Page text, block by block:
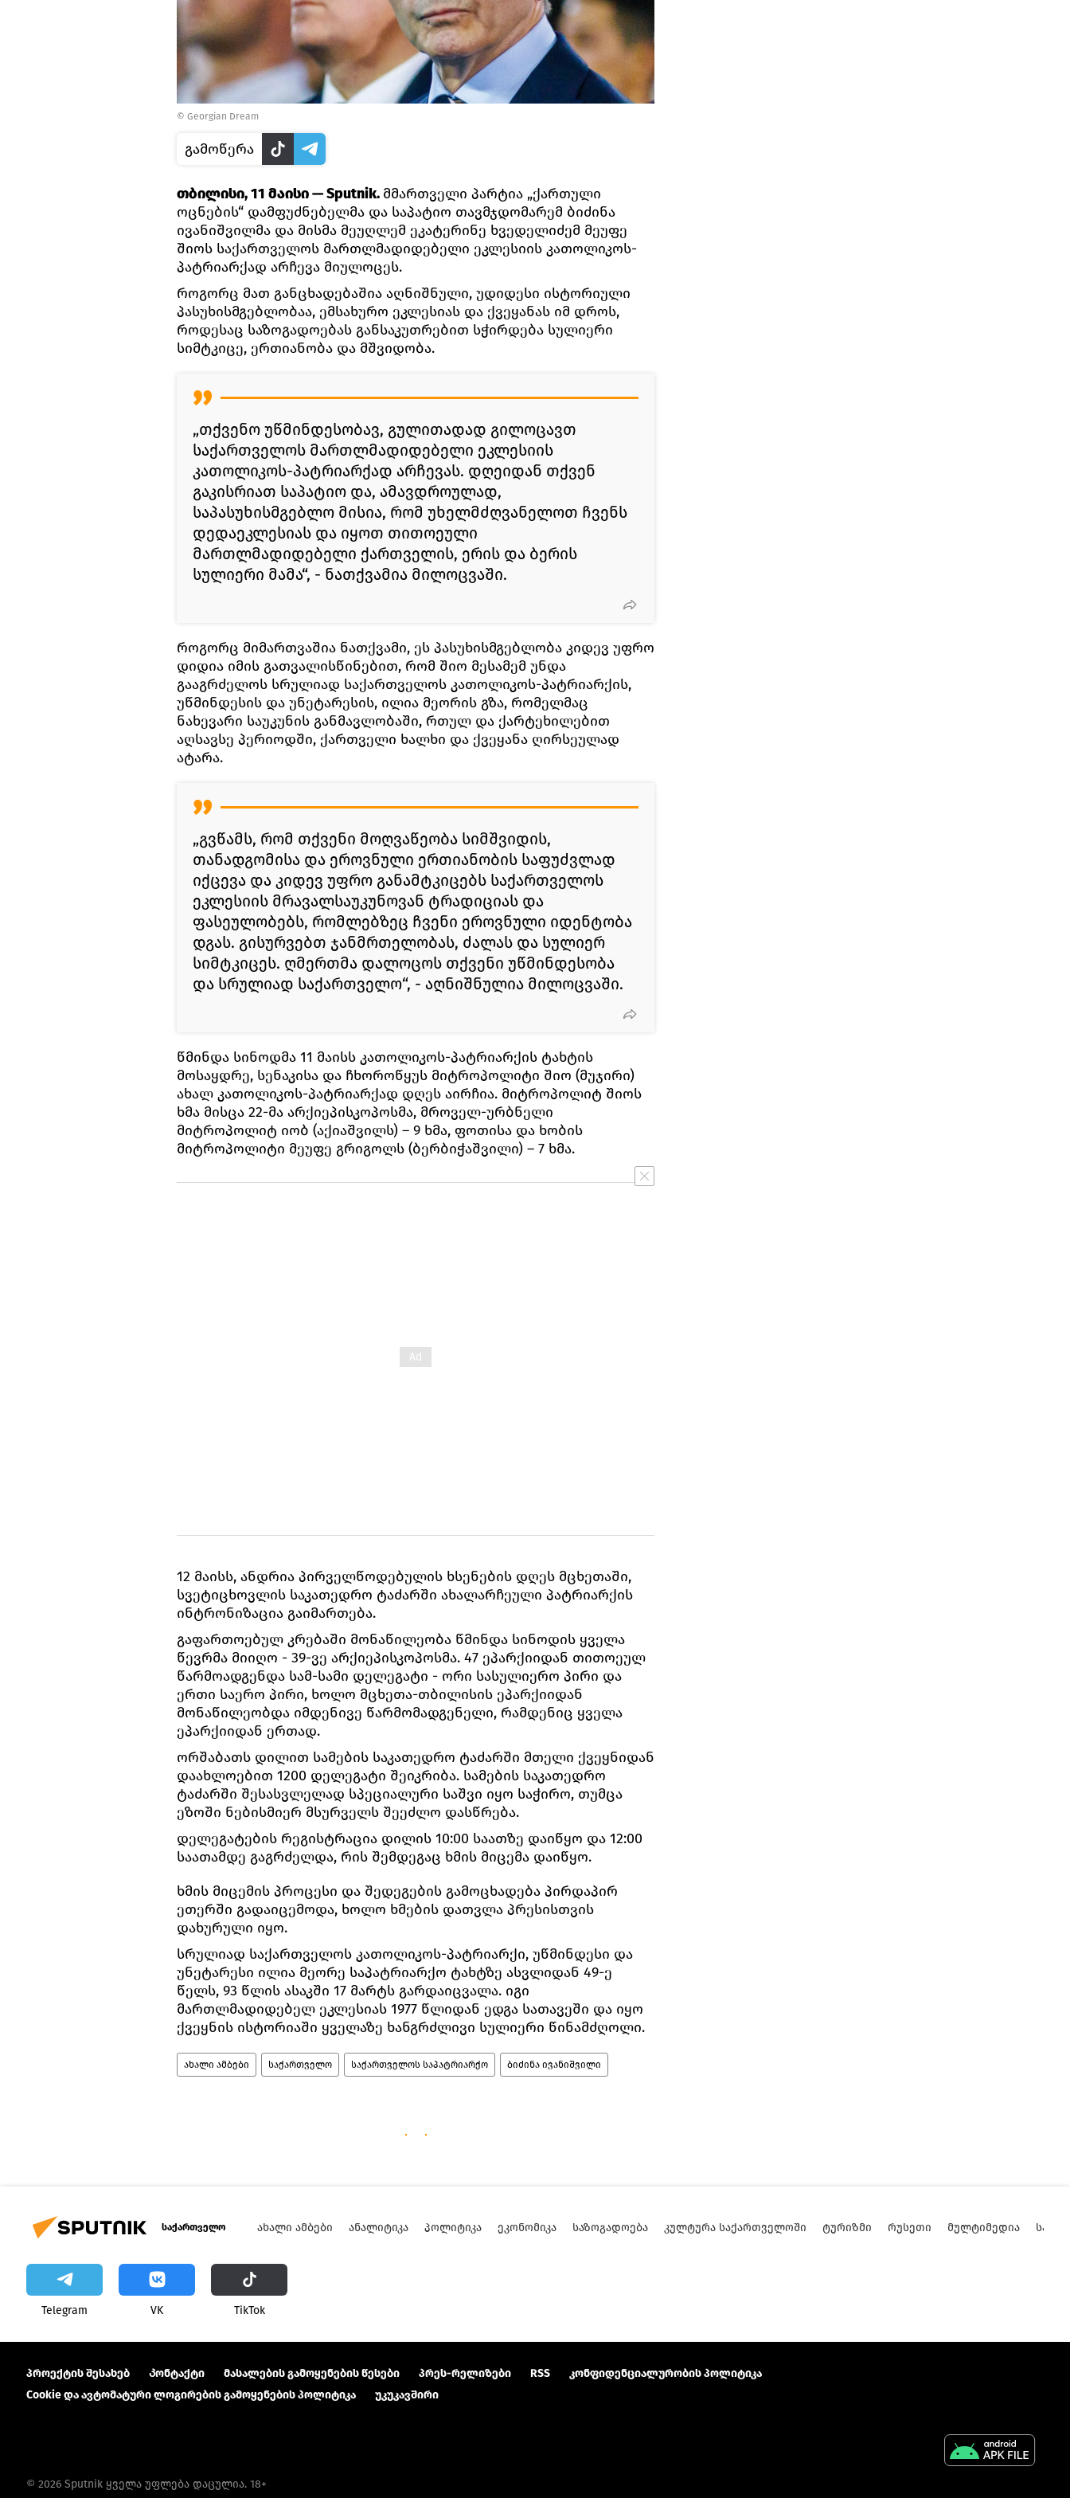
© Georgian Dream
გამოწერა
თბილისი, 11 მაისი — Sputnik. მმართველი პარტია „ქართული
ოცნების“ დამფუძნებელმა და საპატიო თავმჯდომარემ ბიძინა
ივანიშვილმა და მისმა მეუღლემ ეკატერინე ხვედელიძემ მეუფე
შიოს საქართველოს მართლმადიდებელი ეკლესიის კათოლიკოს-
პატრიარქად არჩევა მიულოცეს.
როგორც მათ განცხადებაშია აღნიშნული, უდიდესი ისტორიული
პასუხისმგებლობაა, ემსახურო ეკლესიას და ქვეყანას იმ დროს,
როდესაც საზოგადოებას განსაკუთრებით სჭირდება სულიერი
სიმტკიცე, ერთიანობა და მშვიდობა.
„თქვენო უწმინდესობავ, გულითადად გილოცავთ
საქართველოს მართლმადიდებელი ეკლესიის
კათოლიკოს-პატრიარქად არჩევას. დღეიდან თქვენ
გაკისრიათ საპატიო და, ამავდროულად,
საპასუხისმგებლო მისია, რომ უხელმძღვანელოთ ჩვენს
დედაეკლესიას და იყოთ თითოეული
მართლმადიდებელი ქართველის, ერის და ბერის
სულიერი მამა“, - ნათქვამია მილოცვაში.
როგორც მიმართვაშია ნათქვამი, ეს პასუხისმგებლობა კიდევ უფრო
დიდია იმის გათვალისწინებით, რომ შიო მესამემ უნდა
გააგრძელოს სრულიად საქართველოს კათოლიკოს-პატრიარქის,
უწმინდესის და უნეტარესის, ილია მეორის გზა, რომელმაც
ნახევარი საუკუნის განმავლობაში, რთულ და ქარტეხილებით
აღსავსე პერიოდში, ქართველი ხალხი და ქვეყანა ღირსეულად
ატარა.
„გვწამს, რომ თქვენი მოღვაწეობა სიმშვიდის,
თანადგომისა და ეროვნული ერთიანობის საფუძვლად
იქცევა და კიდევ უფრო განამტკიცებს საქართველოს
ეკლესიის მრავალსაუკუნოვან ტრადიციას და
ფასეულობებს, რომლებზეც ჩვენი ეროვნული იდენტობა
დგას. გისურვებთ ჯანმრთელობას, ძალას და სულიერ
სიმტკიცეს. ღმერთმა დალოცოს თქვენი უწმინდესობა
და სრულიად საქართველო“, - აღნიშნულია მილოცვაში.
წმინდა სინოდმა 11 მაისს კათოლიკოს-პატრიარქის ტახტის
მოსაყდრე, სენაკისა და ჩხოროწყუს მიტროპოლიტი შიო (მუჯირი)
ახალ კათოლიკოს-პატრიარქად დღეს აირჩია. მიტროპოლიტ შიოს
ხმა მისცა 22-მა არქიეპისკოპოსმა, მროველ-ურბნელი
მიტროპოლიტ იობ (აქიაშვილს) – 9 ხმა, ფოთისა და ხობის
მიტროპოლიტი მეუფე გრიგოლს (ბერბიჭაშვილი) – 7 ხმა.
12 მაისს, ანდრია პირველწოდებულის ხსენების დღეს მცხეთაში,
სვეტიცხოვლის საკათედრო ტაძარში ახალარჩეული პატრიარქის
ინტრონიზაცია გაიმართება.
გაფართოებულ კრებაში მონაწილეობა წმინდა სინოდის ყველა
წევრმა მიიღო - 39-ვე არქიეპისკოპოსმა. 47 ეპარქიიდან თითოეულ
წარმოადგენდა სამ-სამი დელეგატი - ორი სასულიერო პირი და
ერთი საერო პირი, ხოლო მცხეთა-თბილისის ეპარქიიდან
მონაწილეობდა იმდენივე წარმომადგენელი, რამდენიც ყველა
ეპარქიიდან ერთად.
ორშაბათს დილით სამების საკათედრო ტაძარში მთელი ქვეყნიდან
დაახლოებით 1200 დელეგატი შეიკრიბა. სამების საკათედრო
ტაძარში შესასვლელად სპეციალური საშვი იყო საჭირო, თუმცა
ეზოში ნებისმიერ მსურველს შეეძლო დასწრება.
დელეგატების რეგისტრაცია დილის 10:00 საათზე დაიწყო და 12:00
საათამდე გაგრძელდა, რის შემდეგაც ხმის მიცემა დაიწყო.
ხმის მიცემის პროცესი და შედეგების გამოცხადება პირდაპირ
ეთერში გადაიცემოდა, ხოლო ხმების დათვლა პრესისთვის
დახურული იყო.
სრულიად საქართველოს კათოლიკოს-პატრიარქი, უწმინდესი და
უნეტარესი ილია მეორე საპატრიარქო ტახტზე ასვლიდან 49-ე
წელს, 93 წლის ასაკში 17 მარტს გარდაიცვალა. იგი
მართლმადიდებელ ეკლესიას 1977 წლიდან ედგა სათავეში და იყო
ქვეყნის ისტორიაში ყველაზე ხანგრძლივი სულიერი წინამძღოლი.
ახალი ამბები საქართველო საქართველოს საპატრიარქო ბიძინა ივანიშვილი
საქართველო ᲐᲮᲐᲚᲘ ᲐᲛᲑᲔᲑᲘ ᲐᲜᲐᲚᲘᲢᲘᲙᲐ ᲞᲝᲚᲘᲢᲘᲙᲐ ᲔᲙᲝᲜᲝᲛᲘᲙᲐ ᲡᲐᲖᲝᲒᲐᲓᲝᲔᲑᲐ ᲙᲣᲚᲢᲣᲠᲐ ᲡᲐᲥᲐᲠᲗᲕᲔᲚᲝᲨᲘ ᲢᲣᲠᲘᲖᲛᲘ ᲠᲣᲡᲔᲗᲘ ᲛᲣᲚᲢᲘᲛᲔᲓᲘᲐ
Telegram VK ТikТоk
პროექტის შესახებ Კონტაქტი მასალების გამოყენების წესები პრეს-რელიზები RSS
კონფიდენციალურობის პოლიტიკა
Cookie და ავტომატური ლოგირების გამოყენების პოლიტიკა
უკუკავშირი
© 2026 Sputnik ყველა უფლება დაცულია. 18+